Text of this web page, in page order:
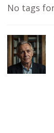
No tags